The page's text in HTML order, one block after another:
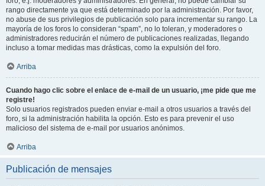
rango directamente ya que está determinado por la administración. Por favor,
no abuse de sus privilegios de publicación solo para incrementar su rango. La
mayoría de los foros lo consideran “spam”, no lo toleran, y moderadores o
administradores reducirán el número de publicaciones realizadas, llegando
incluso a tomar medidas mas drásticas, como la expulsión del foro.
Arriba
Cuando hago clic sobre el enlace de e-mail de un usuario, ¡me pide que me
registre!
Solo usuarios registrados pueden enviar e-mail a otros usuarios a través del
foro, si la administración habilita la opción. Esto es para prevenir el uso
malicioso del sistema de e-mail por usuarios anónimos.
Arriba
Publicación de mensajes